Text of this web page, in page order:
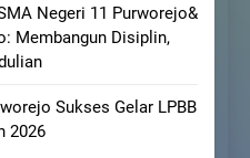
Negeri 11 Purworejo&
Membangun Disiplin,
Sukses Gelar LPBB
2026